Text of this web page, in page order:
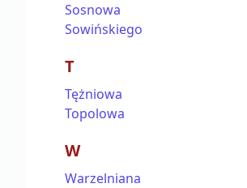
Sosnowa
Sowińskiego
T
Tężniowa
Topolowa
W
Warzelniana